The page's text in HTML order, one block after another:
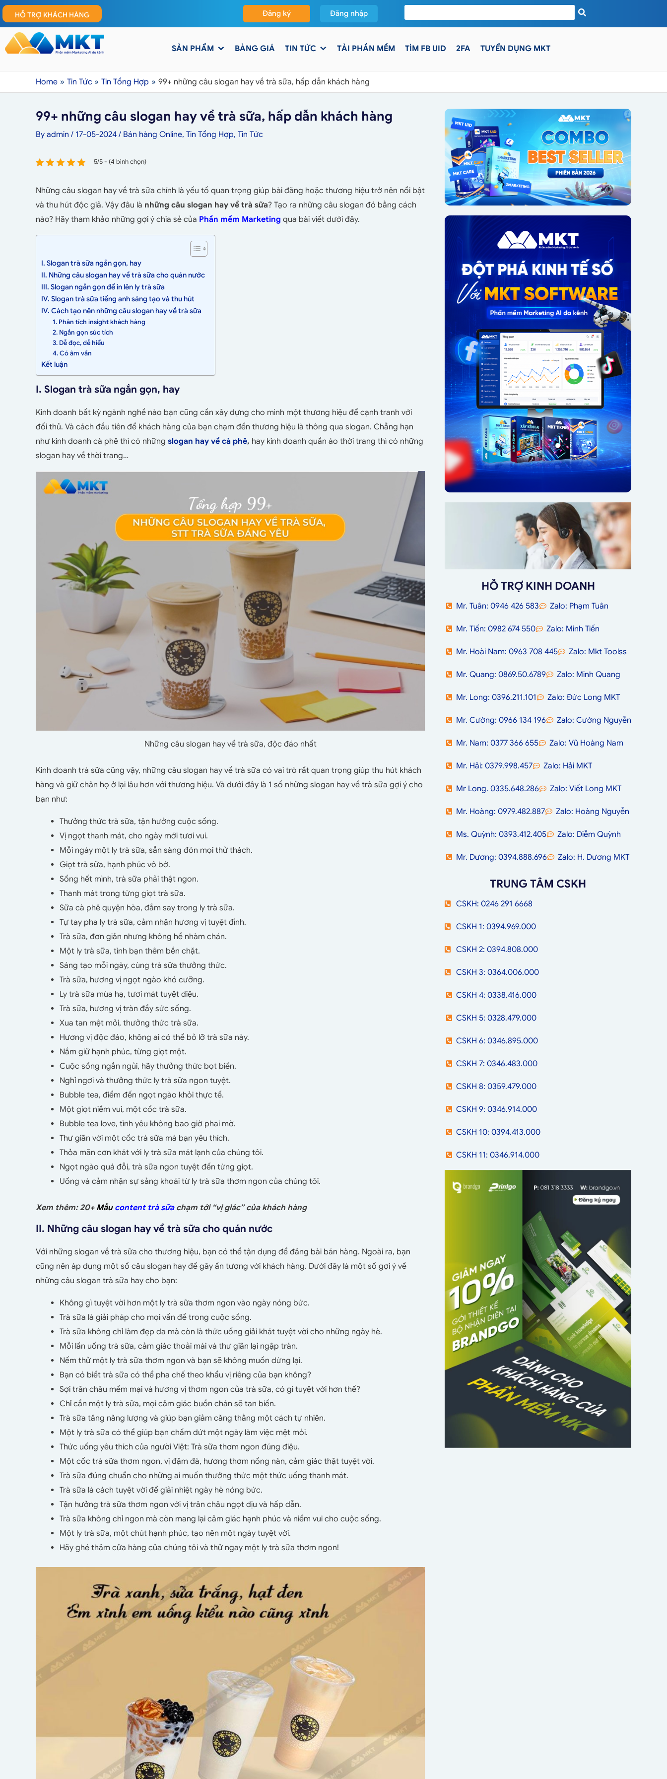
HỖ TRỢ KHÁCH HÀNG Đăng ký Đăng nhập
SẢN PHẨM BẢNG GIÁ TIN TỨC TẢI PHẦN MỀM TÌM FB UID 2FA TUYỂN DỤNG MKT
Home Tin Tức Tin Tổng Hợp 99+ những câu slogan hay về trà sữa, hấp dẫn khách hàng
99+ những câu slogan hay về trà sữa, hấp dẫn khách hàng
By admin / 17-05-2024 / Bán hàng Online, Tin Tổng Hợp, Tin Tức
5/5 - (4 bình chọn)
Những câu slogan hay về trà sữa chính là yếu tố quan trọng giúp bài đăng hoặc thương hiệu trở nên nổi bật
và thu hút độc giả. Vậy đâu là những câu slogan hay về trà sữa? Tạo ra những câu slogan đó bằng cách
nào? Hãy tham khảo những gợi ý chia sẻ của Phần mềm Marketing qua bài viết dưới đây.
I. Slogan trà sữa ngắn gọn, hay
II. Những câu slogan hay về trà sữa cho quán nước
III. Slogan ngắn gọn để in lên ly trà sữa
IV. Slogan trà sữa tiếng anh sáng tạo và thu hút
IV. Cách tạo nên những câu slogan hay về trà sữa
1. Phân tích insight khách hàng
2. Ngắn gọn súc tích
3. Dễ đọc, dễ hiểu
4. Có âm vần
Kết luận
I. Slogan trà sữa ngắn gọn, hay
Kinh doanh bất kỳ ngành nghề nào bạn cũng cần xây dựng cho mình một thương hiệu để cạnh tranh với
đối thủ. Và cách đầu tiên để khách hàng của bạn chạm đến thương hiệu là thông qua slogan. Chẳng hạn
như kinh doanh cà phê thì có những slogan hay về cà phê, hay kinh doanh quần áo thời trang thì có những
slogan hay về thời trang…
Những câu slogan hay về trà sữa, độc đáo nhất
Kinh doanh trà sữa cũng vậy, những câu slogan hay về trà sữa có vai trò rất quan trọng giúp thu hút khách
hàng và giữ chân họ ở lại lâu hơn với thương hiệu. Và dưới đây là 1 số những slogan hay về trà sữa gợi ý cho
bạn như:
Thưởng thức trà sữa, tận hưởng cuộc sống.
Vị ngọt thanh mát, cho ngày mới tươi vui.
Mỗi ngày một ly trà sữa, sẵn sàng đón mọi thử thách.
Giọt trà sữa, hạnh phúc vô bờ.
Sống hết mình, trà sữa phải thật ngon.
Thanh mát trong từng giọt trà sữa.
Sữa cà phê quyện hòa, đắm say trong ly trà sữa.
Tự tay pha ly trà sữa, cảm nhận hương vị tuyệt đỉnh.
Trà sữa, đơn giản nhưng không hề nhàm chán.
Một ly trà sữa, tình bạn thêm bền chặt.
Sáng tạo mỗi ngày, cùng trà sữa thưởng thức.
Trà sữa, hương vị ngọt ngào khó cưỡng.
Ly trà sữa mùa hạ, tươi mát tuyệt diệu.
Trà sữa, hương vị tràn đầy sức sống.
Xua tan mệt mỏi, thưởng thức trà sữa.
Hương vị độc đáo, không ai có thể bỏ lỡ trà sữa này.
Nắm giữ hạnh phúc, từng giọt một.
Cuộc sống ngắn ngủi, hãy thưởng thức bọt biển.
Nghỉ ngơi và thưởng thức ly trà sữa ngon tuyệt.
Bubble tea, điểm đến ngọt ngào khỏi thực tế.
Một giọt niềm vui, một cốc trà sữa.
Bubble tea love, tình yêu không bao giờ phai mờ.
Thư giãn với một cốc trà sữa mà bạn yêu thích.
Thỏa mãn cơn khát với ly trà sữa mát lạnh của chúng tôi.
Ngọt ngào quá đỗi, trà sữa ngon tuyệt đến từng giọt.
Uống và cảm nhận sự sảng khoái từ ly trà sữa thơm ngon của chúng tôi.
Xem thêm: 20+ Mẫu content trà sữachạm tới “vị giác” của khách hàng
II. Những câu slogan hay về trà sữa cho quán nước
Với những slogan về trà sữa cho thương hiệu, bạn có thể tận dụng để đăng bài bán hàng. Ngoài ra, bạn
cũng nên áp dụng một số câu slogan hay để gây ấn tượng với khách hàng. Dưới đây là một số gợi ý về
những câu slogan trà sữa hay cho bạn:
Không gì tuyệt vời hơn một ly trà sữa thơm ngon vào ngày nóng bức.
Trà sữa là giải pháp cho mọi vấn đề trong cuộc sống.
Trà sữa không chỉ làm đẹp da mà còn là thức uống giải khát tuyệt vời cho những ngày hè.
Mỗi lần uống trà sữa, cảm giác thoải mái và thư giãn lại ngập tràn.
Nếm thử một ly trà sữa thơm ngon và bạn sẽ không muốn dừng lại.
Bạn có biết trà sữa có thể pha chế theo khẩu vị riêng của bạn không?
Sợi trân châu mềm mại và hương vị thơm ngon của trà sữa, có gì tuyệt vời hơn thế?
Chỉ cần một ly trà sữa, mọi cảm giác buồn chán sẽ tan biến.
Trà sữa tăng năng lượng và giúp bạn giảm căng thẳng một cách tự nhiên.
Một ly trà sữa có thể giúp bạn chấm dứt một ngày làm việc mệt mỏi.
Thức uống yêu thích của người Việt: Trà sữa thơm ngon đúng điệu.
Một cốc trà sữa thơm ngon, vị đậm đà, hương thơm nồng nàn, cảm giác thật tuyệt vời.
Trà sữa đúng chuẩn cho những ai muốn thưởng thức một thức uống thanh mát.
Trà sữa là cách tuyệt vời để giải nhiệt ngày hè nóng bức.
Tận hưởng trà sữa thơm ngon với vị trân châu ngọt dịu và hấp dẫn.
Trà sữa không chỉ ngon mà còn mang lại cảm giác hạnh phúc và niềm vui cho cuộc sống.
Một ly trà sữa, một chút hạnh phúc, tạo nên một ngày tuyệt vời.
Hãy ghé thăm cửa hàng của chúng tôi và thử ngay một ly trà sữa thơm ngon!
HỖ TRỢ KINH DOANH
Mr. Tuân: 0946 426 583 Zalo: Phạm Tuân
Mr. Tiến: 0982 674 550 Zalo: Minh Tiến
Mr. Hoài Nam: 0963 708 445 Zalo: Mkt Toolss
Mr. Quang: 0869.50.6789 Zalo: Minh Quang
Mr. Long: 0396.211.101 Zalo: Đức Long MKT
Mr. Cường: 0966 134 196 Zalo: Cường Nguyễn
Mr. Nam: 0377 366 655 Zalo: Vũ Hoàng Nam
Mr. Hải: 0379.998.457 Zalo: Hải MKT
Mr Long. 0335.648.286 Zalo: Viết Long MKT
Mr. Hoàng: 0979.482.887 Zalo: Hoàng Nguyễn
Ms. Quỳnh: 0393.412.405 Zalo: Diễm Quỳnh
Mr. Dương: 0394.888.696 Zalo: H. Dương MKT
TRUNG TÂM CSKH
CSKH: 0246 291 6668
CSKH 1: 0394.969.000
CSKH 2: 0394.808.000
CSKH 3: 0364.006.000
CSKH 4: 0338.416.000
CSKH 5: 0328.479.000
CSKH 6: 0346.895.000
CSKH 7: 0346.483.000
CSKH 8: 0359.479.000
CSKH 9: 0346.914.000
CSKH 10: 0394.413.000
CSKH 11: 0346.914.000